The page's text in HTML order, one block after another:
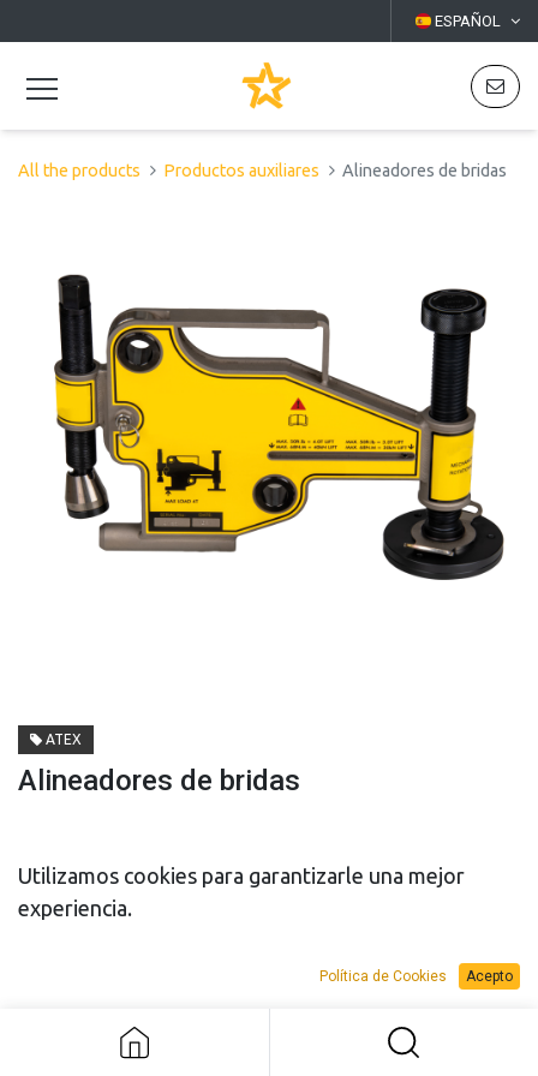
ESPAÑOL
All the products Productos auxiliares Alineadores de bridas
ATEX
Alineadores de bridas
PRESUPUESTO
Add to Request Budget
Utilizamos cookies para garantizarle una mejor
experiencia.
Política de Cookies Acepto